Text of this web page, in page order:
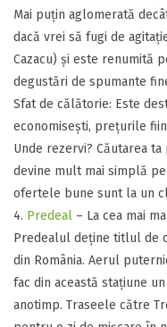
​Mai puțin aglomerată
dacă vrei să fugi de
Cazacu) și este renumită
degustări de spumante
​Sfat de călătorie: Este
economisești, prețurile
​Unde rezervi? Căutarea
devine mult mai simplă pe
ofertele bune sunt la un
​4. Predeal – La cea mai
​Predealul deține titlul de
din România. Aerul
fac din această stațiune
anotimp. Traseele către